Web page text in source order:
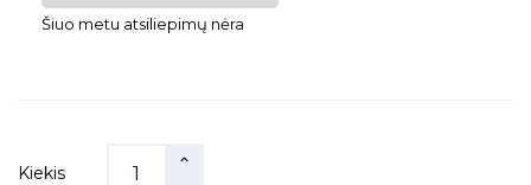
Šiuo metu atsiliepimų nėra
Kiekis